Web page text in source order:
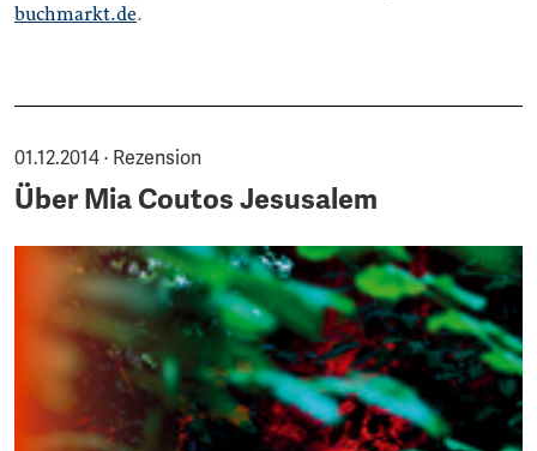
buchmarkt.de.
01.12.2014 · Rezension
Über Mia Coutos Jesusalem